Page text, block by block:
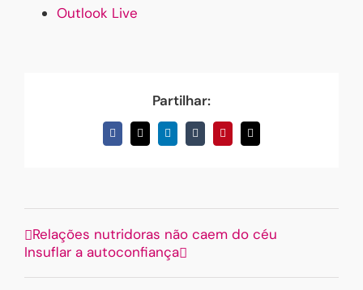
Outlook Live
Partilhar:
Facebook
X LinkedInTumblrPinterestEmail
(necessário
Relações nutridoras não caem do céu
Insuflar a autoconfiança